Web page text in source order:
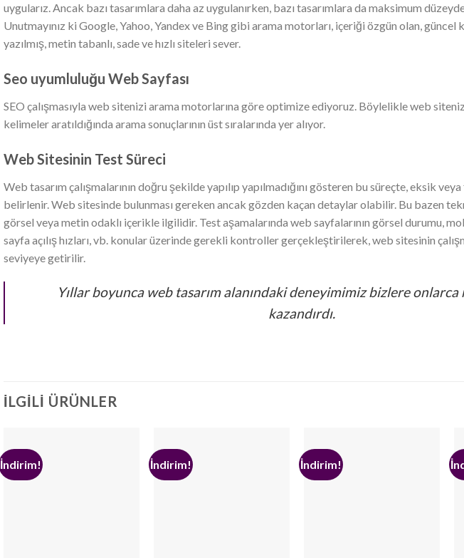
uygularız. Ancak bazı tasarımlara daha az uygulanırken, bazı tasarımlara da maksimum
Unutmayınız ki Google, Yahoo, Yandex ve Bing gibi arama motorları, içeriği özgün olan,
yazılmış, metin tabanlı, sade ve hızlı siteleri sever.
Seo uyumluluğu Web Sayfası
SEO çalışmasıyla web sitenizi arama motorlarına göre optimize ediyoruz. Böylelikle web
kelimeler aratıldığında arama sonuçlarının üst sıralarında yer alıyor.
Web Sitesinin Test Süreci
Web tasarım çalışmalarının doğru şekilde yapılıp yapılmadığını gösteren bu süreçte, eksik
belirlenir. Web sitesinde bulunması gereken ancak gözden kaçan detaylar olabilir. Bu bazen
görsel veya metin odaklı içerikle ilgilidir. Test aşamalarında web sayfalarının görsel durumu,
sayfa açılış hızları, vb. konular üzerinde gerekli kontroller gerçekleştirilerek, web sitesinin
seviyeye getirilir.
Yıllar boyunca web tasarım alanındaki deneyimimiz bizlere
kazandırdı.
İLGILI ÜRÜNLER
İndirim! İndirim! İndirim!